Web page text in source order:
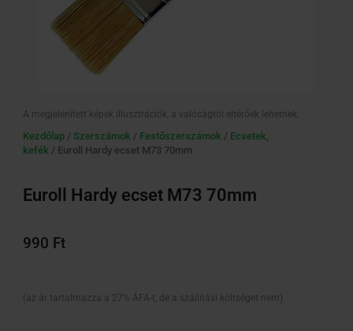
A megjelenített képek illusztrációk, a valóságtól eltérőek lehetnek.
Kezdőlap /Szerszámok / Festőszerszámok / Ecsetek,
kefék / Euroll Hardy ecset M73 70mm
Euroll Hardy ecset M73 70mm
990 Ft
(az ár tartalmazza a 27% ÁFA-t, de a szállítási költséget nem)